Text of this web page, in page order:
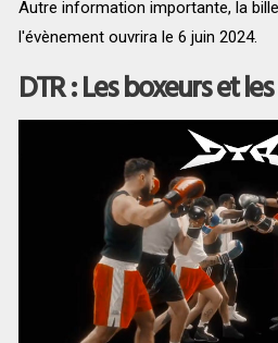
Autre information importante, la
l'évènement ouvrira le 6 juin 2024.
DTR : Les boxeurs et